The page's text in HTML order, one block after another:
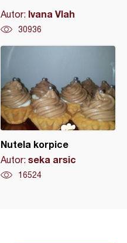
Autor: Ivana Vlah
30936
Nutela korpice
Autor: seka arsic
16524